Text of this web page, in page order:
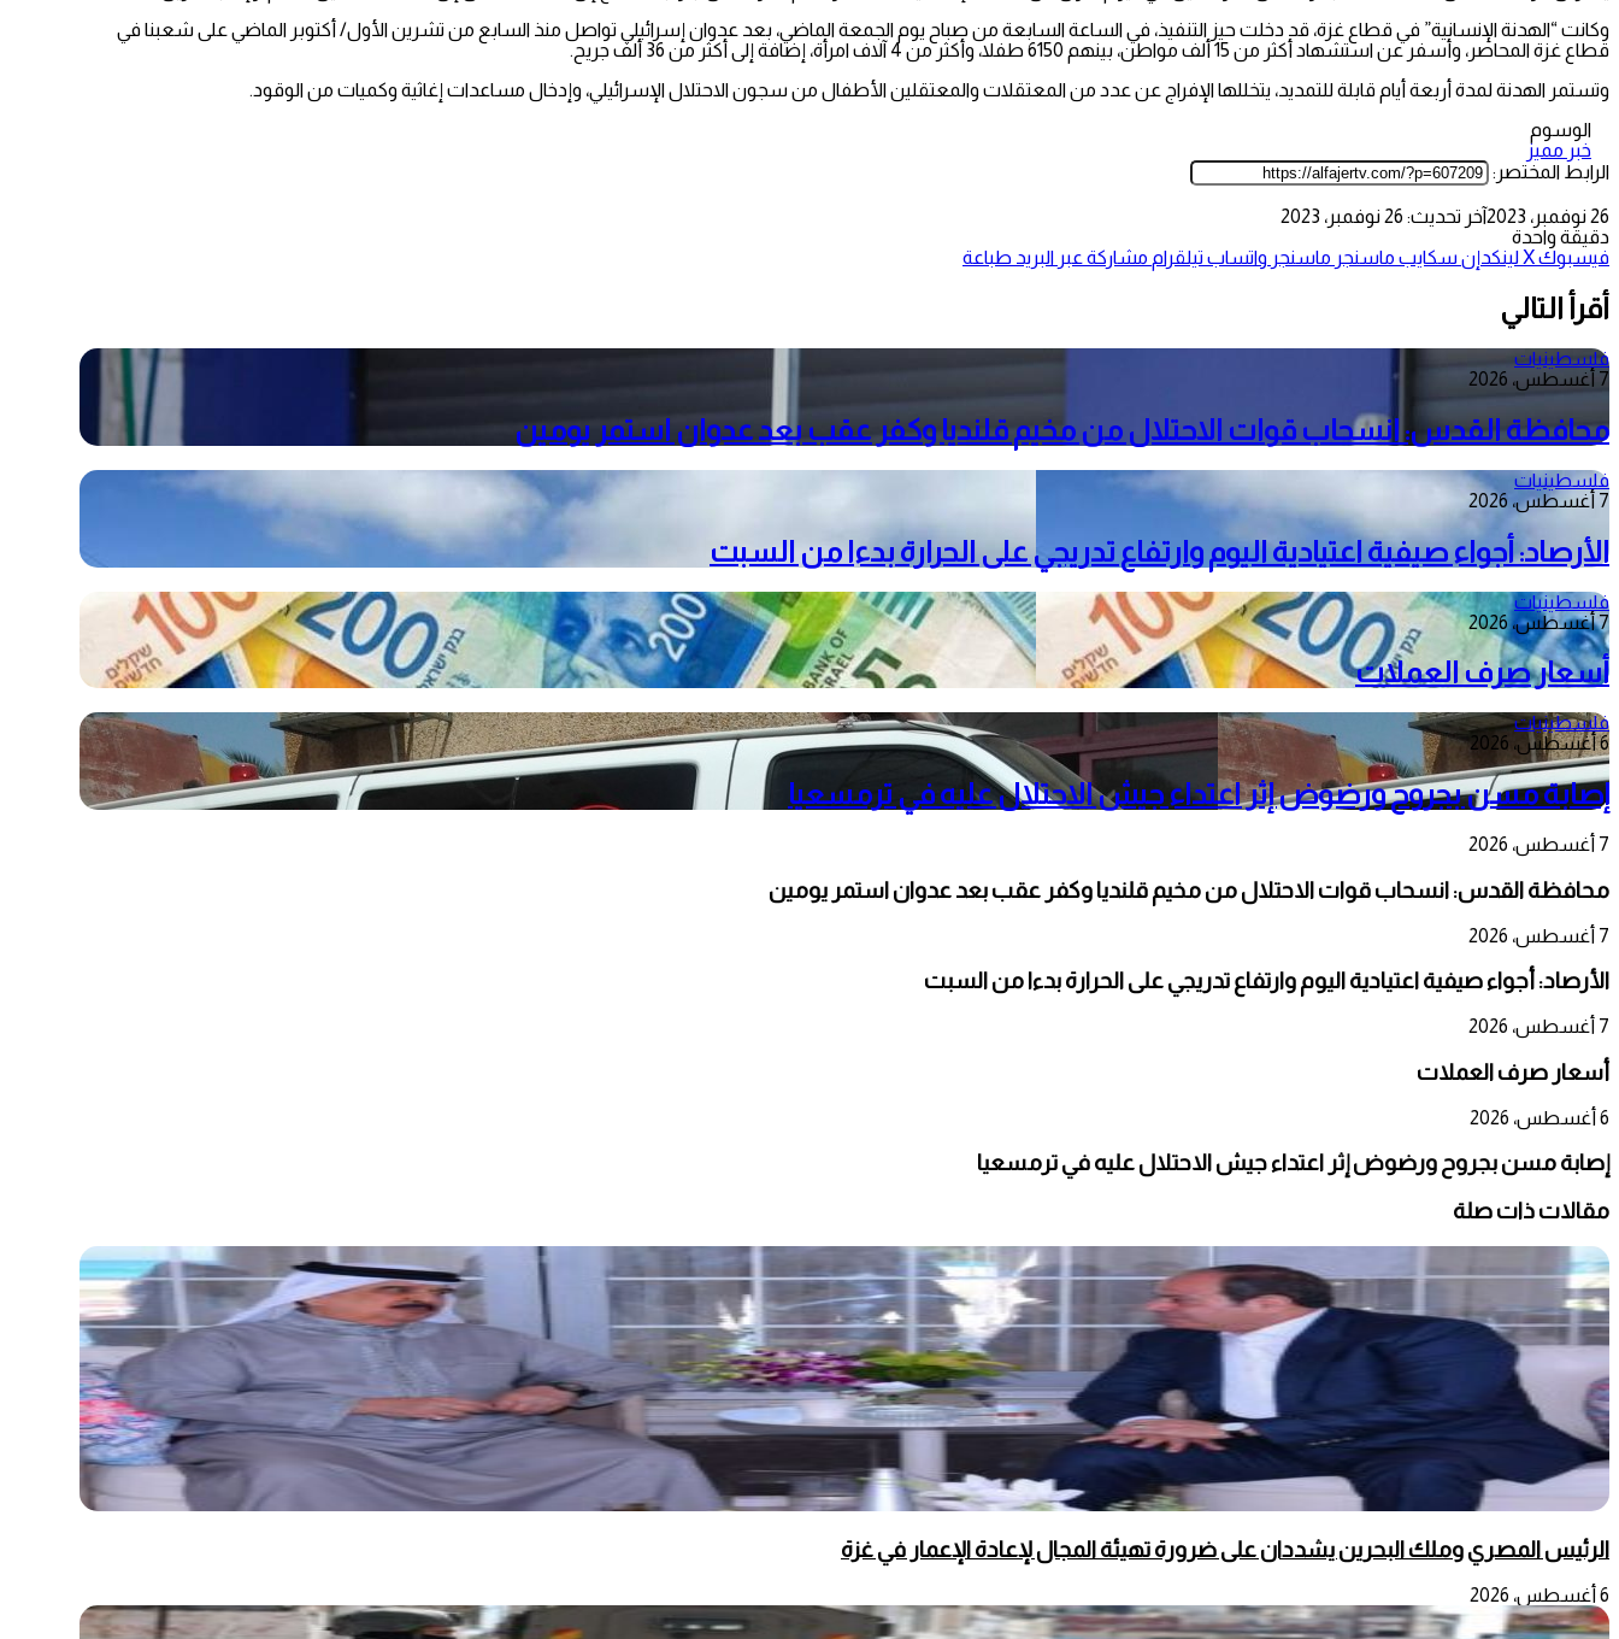
وكانت “الهدنة الإنسانية” في قطاع غزة، قد دخلت حيز التنفيذ، في الساعة السابعة من صباح يوم الجمعة الماضي، بعد عدوان إسرائيلي تواصل منذ السابع من تشرين الأول/ أكتوبر الماضي على شعبنا في
قطاع غزة المحاصر، وأسفر عن استشهاد أكثر من 15 ألف مواطن، بينهم 6150 طفلا، وأكثر من 4 آلاف امرأة، إضافة إلى أكثر من 36 ألف جريح.
وتستمر الهدنة لمدة أربعة أيام قابلة للتمديد، يتخللها الإفراج عن عدد من المعتقلات والمعتقلين الأطفال من سجون الاحتلال الإسرائيلي، وإدخال مساعدات إغاثية وكميات من الوقود.
الوسوم
خبر مميز
الرابط المختصر:
26 نوفمبر، 2023
آخر تحديث: 26 نوفمبر، 2023
دقيقة واحدة
فيسبوك‫Xلينكدإن سكايب ماسنجر ماسنجر واتساب تيلقرام مشاركة عبر البريد طباعة
أقرأ التالي
فلسطينيات
7 أغسطس، 2026
محافظة القدس: انسحاب قوات الاحتلال من مخيم قلنديا وكفر عقب بعد عدوان استمر يومين
فلسطينيات
7 أغسطس، 2026
الأرصاد: أجواء صيفية اعتيادية اليوم وارتفاع تدريجي على الحرارة بدءا من السبت
فلسطينيات
7 أغسطس، 2026
أسعار صرف العملات
فلسطينيات
6 أغسطس، 2026
إصابة مسن بجروح ورضوض إثر اعتداء جيش الاحتلال عليه في ترمسعيا
7 أغسطس، 2026
محافظة القدس: انسحاب قوات الاحتلال من مخيم قلنديا وكفر عقب بعد عدوان استمر يومين
7 أغسطس، 2026
الأرصاد: أجواء صيفية اعتيادية اليوم وارتفاع تدريجي على الحرارة بدءا من السبت
7 أغسطس، 2026
أسعار صرف العملات
6 أغسطس، 2026
إصابة مسن بجروح ورضوض إثر اعتداء جيش الاحتلال عليه في ترمسعيا
مقالات ذات صلة
الرئيس المصري وملك البحرين يشددان على ضرورة تهيئة المجال لإعادة الإعمار في غزة
6 أغسطس، 2026